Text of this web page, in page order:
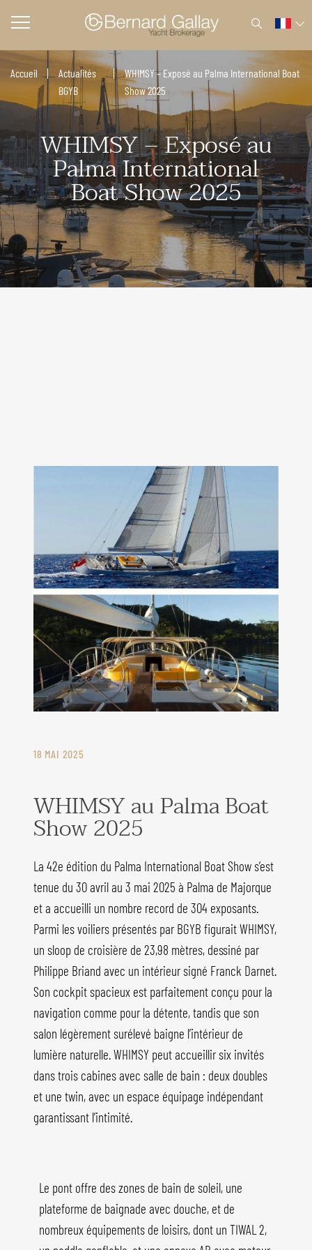
Accueil
Actualités
BGYB
WHIMSY – Exposé au Palma International Boat
Show 2025
WHIMSY – Exposé au
Palma International
Boat Show 2025
18 MAI 2025
WHIMSY au Palma Boat
Show 2025
La 42e édition du Palma International Boat Show s’est
tenue du 30 avril au 3 mai 2025 à Palma de Majorque
et a accueilli un nombre record de 304 exposants.
Parmi les voiliers présentés par BGYB figurait WHIMSY,
un sloop de croisière de 23,98 mètres, dessiné par
Philippe Briand avec un intérieur signé Franck Darnet.
Son cockpit spacieux est parfaitement conçu pour la
navigation comme pour la détente, tandis que son
salon légèrement surélevé baigne l’intérieur de
lumière naturelle. WHIMSY peut accueillir six invités
dans trois cabines avec salle de bain : deux doubles
et une twin, avec un espace équipage indépendant
garantissant l’intimité.
Le pont offre des zones de bain de soleil, une
plateforme de baignade avec douche, et de
nombreux équipements de loisirs, dont un TIWAL 2,